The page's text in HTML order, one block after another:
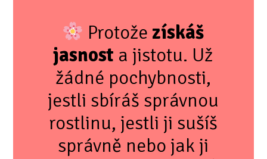
Protože získáš
jasnost a jistotu. Už
žádné pochybnosti,
jestli sbíráš správnou
rostlinu, jestli ji sušíš
správně nebo jak ji